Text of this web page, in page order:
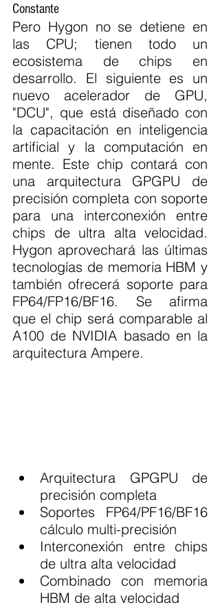
Constante
Pero Hygon no se detiene en
las CPU; tienen todo un
ecosistema de chips en
desarrollo. El siguiente es un
nuevo acelerador de GPU,
"DCU", que está diseñado con
la capacitación en inteligencia
artificial y la computación en
mente. Este chip contará con
una arquitectura GPGPU de
precisión completa con soporte
para una interconexión entre
chips de ultra alta velocidad.
Hygon aprovechará las últimas
tecnologías de memoria HBM y
también ofrecerá soporte para
FP64/FP16/BF16. Se afirma
que el chip será comparable al
A100 de NVIDIA basado en la
arquitectura Ampere.
Arquitectura GPGPU de
precisión completa
Soportes FP64/PF16/BF16
cálculo multi-precisión
Interconexión entre chips
de ultra alta velocidad
Combinado con memoria
HBM de alta velocidad